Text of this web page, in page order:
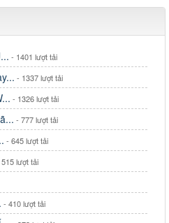
- 1401 lượt tải
- 1337 lượt tải
- 1326 lượt tải
- 777 lượt tải
- 645 lượt tải
lượt tải
- 410 lượt tải
Chủ tịch UBND xã tháng